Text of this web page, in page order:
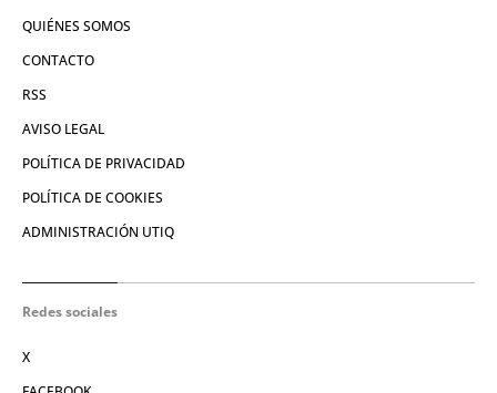
QUIÉNES SOMOS
CONTACTO
RSS
AVISO LEGAL
POLÍTICA DE PRIVACIDAD
POLÍTICA DE COOKIES
ADMINISTRACIÓN UTIQ
Redes sociales
X